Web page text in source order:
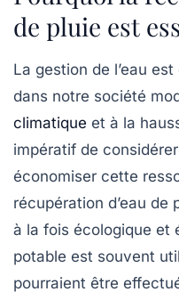
de pluie est
La gestion de l’eau
dans notre société
climatique et à la
impératif de
économiser cette
récupération d’eau de
à la fois écologique et
potable est souvent
pourraient être